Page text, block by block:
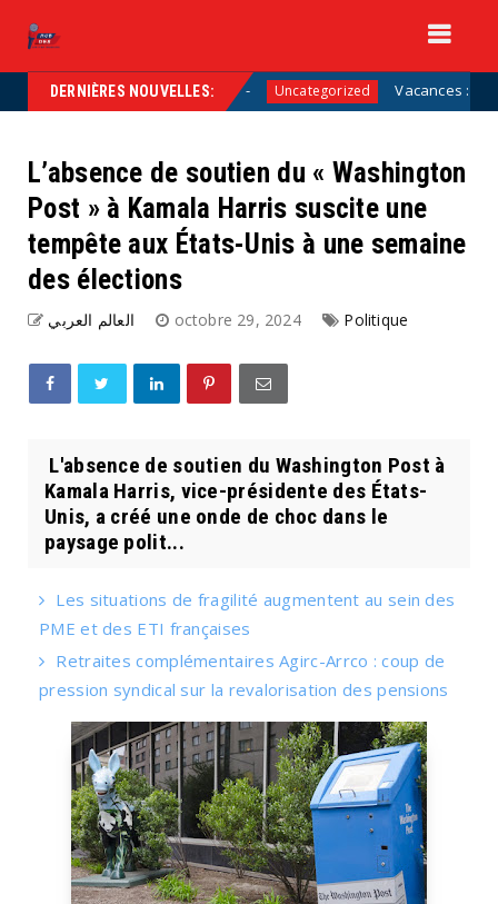
DERNIÈRES NOUVELLES:
des entrepreneurs » Uncategorized Vacances : pourquoi
L’absence de soutien du « Washington
Post » à Kamala Harris suscite une
tempête aux États-Unis à une semaine
des élections
العالم العربي octobre 29, 2024 Politique
L'absence de soutien du Washington Post à
Kamala Harris, vice-présidente des États-
Unis, a créé une onde de choc dans le
paysage polit...
Les situations de fragilité augmentent au sein des
PME et des ETI françaises
Retraites complémentaires Agirc-Arrco : coup de
pression syndical sur la revalorisation des pensions